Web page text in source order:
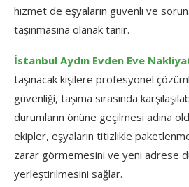
hizmet de eşyaların güvenli ve
taşınmasına olanak tanır.
İstanbul Aydın Evden Eve
taşınacak kişilere profesyonel
güvenliği, taşıma sırasında
durumların önüne geçilmesi adına
ekipler, eşyaların titizlikle
zarar görmemesini ve yeni adrese
yerleştirilmesini sağlar.